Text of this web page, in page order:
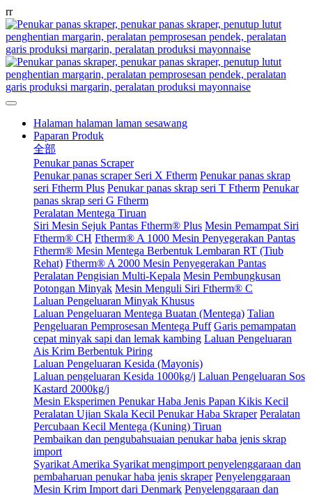
rr
Halaman halaman laman sesawang
Paparan Produk
全部
Penukar panas Scraper
Penukar panas scraper Seri X Ftherm Penukar panas skrap
seri Ftherm Plus Penukar panas skrap seri T Ftherm Penukar
panas skrap seri G Ftherm
Peralatan Mentega Tiruan
Siri Mesin Sejuk Pantas Ftherm® Plus Mesin Pemampat Siri
Ftherm® CH Ftherm® A 1000 Mesin Penyegerakan Pantas
Ftherm® Mesin Mentega Berbentuk Lembaran RT (Tiub
Rehat) Ftherm® A 2000 Mesin Penyegerakan Pantas
Peralatan Pengisian Multi-Kepala Mesin Pembungkusan
Potongan Minyak Mesin Menguli Siri Ftherm® C
Laluan Pengeluaran Minyak Khusus
Laluan Pengeluaran Mentega Buatan (Mentega) Talian
Pengeluaran Pemprosesan Mentega Puff Garis pemampatan
cepat minyak sapi dan lemak kambing Laluan Pengeluaran
Ais Krim Berbentuk Piring
Laluan Pengeluaran Kesida (Mayonis)
Laluan pengeluaran Kesida 1000kg/j Laluan Pengeluaran Sos
Kastard 2000kg/j
Mesin Eksperimen Penukar Haba Jenis Papan Kikis Kecil
Peralatan Ujian Skala Kecil Penukar Haba Skraper Peralatan
Percubaan Kecil Mentega (Kuning) Tiruan
Pembaikan dan pengubahsuaian penukar haba jenis skrap
import
Syarikat Amerika Syarikat mengimport penyelenggaraan dan
pembaharuan penukar haba jenis skraper Penyelenggaraan
Mesin Krim Import dari Denmark Penyelenggaraan dan